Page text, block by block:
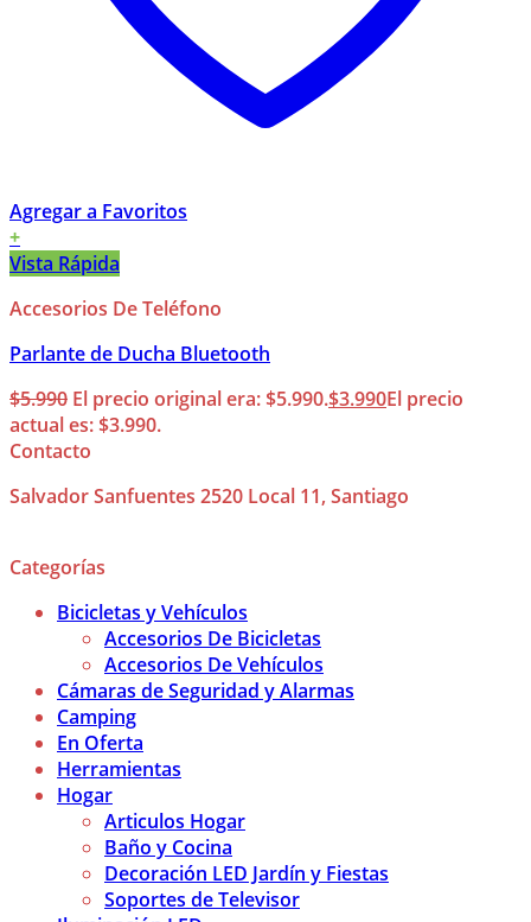
Agregar a Favoritos
+
Vista Rápida
Accesorios De Teléfono
Parlante de Ducha Bluetooth
$5.990 El precio original era: $5.990.$3.990El precio
actual es: $3.990.
Contacto
Salvador Sanfuentes 2520 Local 11, Santiago
Categorías
Bicicletas y Vehículos
Accesorios De Bicicletas
Accesorios De Vehículos
Cámaras de Seguridad y Alarmas
Camping
En Oferta
Herramientas
Hogar
Articulos Hogar
Baño y Cocina
Decoración LED Jardín y Fiestas
Soportes de Televisor